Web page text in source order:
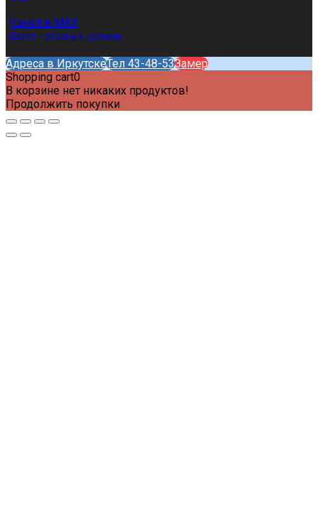
Канал в MAX
Фото готовых домов
Адреса в ИркутскеТел 43-48-53Замер
Shopping cart0
В корзине нет никаких продуктов!
Продолжить покупки